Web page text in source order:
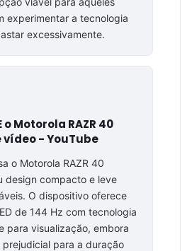
experimentar a tecnologia
excessivamente.
o Motorola RAZR 40
vídeo - YouTube
o Motorola RAZR 40
design compacto e leve
O dispositivo oferece
de 144 Hz com tecnologia
para visualização, embora
para a duração